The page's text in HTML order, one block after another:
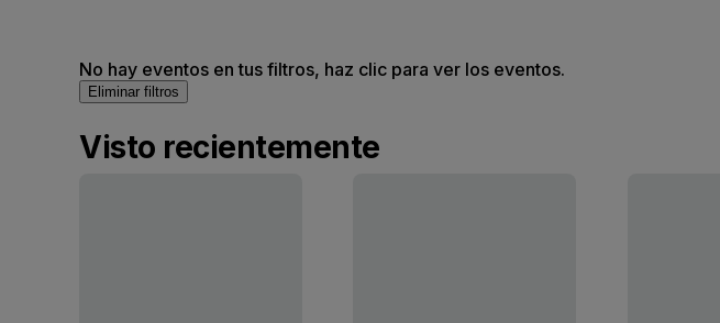
No hay eventos en tus filtros, haz clic para ver los eventos.
Eliminar filtros
Visto recientemente